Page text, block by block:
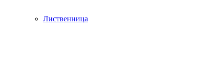
Лиственница